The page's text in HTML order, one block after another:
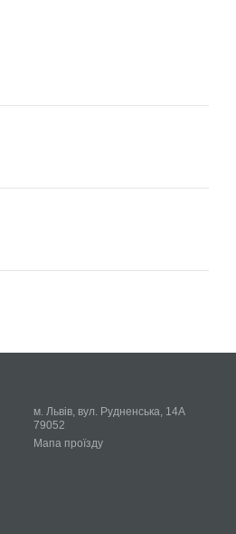
м. Львів, вул. Рудненська, 14А
79052
Мапа проїзду